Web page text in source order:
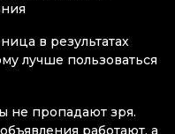
в результатах
лучше пользоваться
не пропадают зря.
работают, а